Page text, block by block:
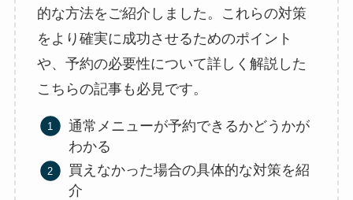
的な方法をご紹介しました。これらの対策
をより確実に成功させるためのポイント
や、予約の必要性について詳しく解説した
こちらの記事も必見です。
通常メニューが予約できるかどうかが
わかる
買えなかった場合の具体的な対策を紹
介